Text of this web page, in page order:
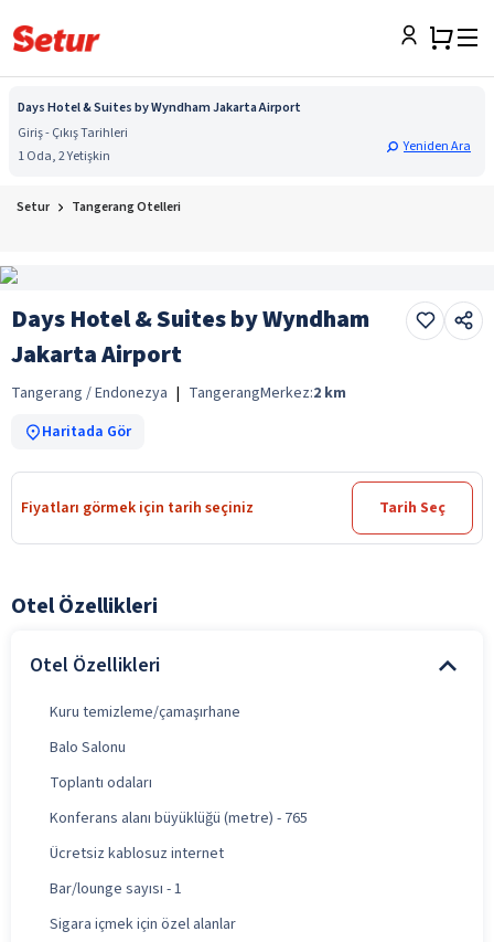
Days Hotel & Suites by Wyndham Jakarta Airport
Giriş - Çıkış Tarihleri
1 Oda, 2 Yetişkin
Yeniden Ara
Setur Tangerang Otelleri
Days Hotel & Suites by Wyndham
Jakarta Airport
Tangerang / Endonezya | TangerangMerkez:2 km
Haritada Gör
Fiyatları görmek için tarih seçiniz Tarih Seç
Otel Özellikleri
Otel Özellikleri
Kuru temizleme/çamaşırhane
Balo Salonu
Toplantı odaları
Konferans alanı büyüklüğü (metre) - 765
Ücretsiz kablosuz internet
Bar/lounge sayısı - 1
Sigara içmek için özel alanlar